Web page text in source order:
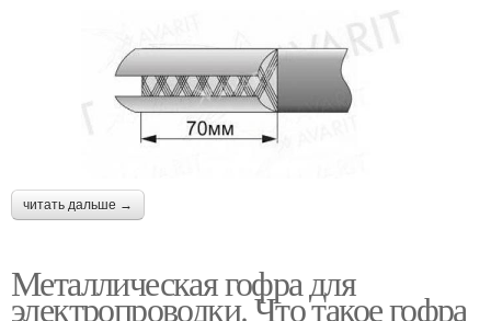
читать дальше →
Металлическая гофра для
электропроводки. Что такое гофра